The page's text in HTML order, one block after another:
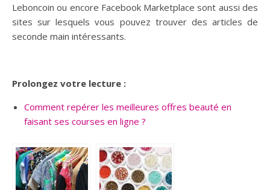
Leboncoin ou encore Facebook Marketplace sont aussi des
sites sur lesquels vous pouvez trouver des articles de
seconde main intéressants.
Prolongez votre lecture :
Comment repérer les meilleures offres beauté en
faisant ses courses en ligne ?